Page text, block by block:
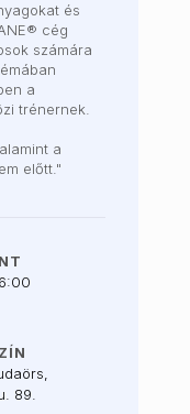
és
cég
számára
a
trénernek.
a
előtt."
89.